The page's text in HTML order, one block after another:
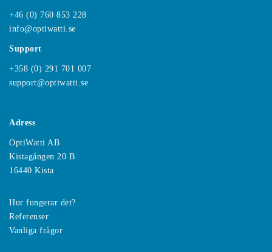
+46 (0) 760 853 228
info@optiwatti.se
Support
+358 (0) 291 701 007
support@optiwatti.se
Adress
OptiWatti AB
Kistagången 20 B
16440 Kista
Hur fungerar det?
Referenser
Vanliga frågor